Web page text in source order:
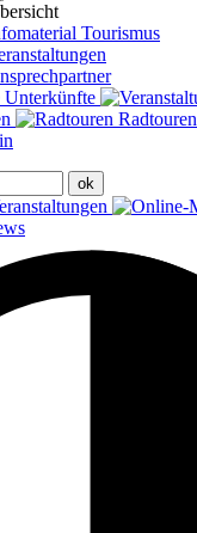
Tourismus
Unterkünfte
Radtouren